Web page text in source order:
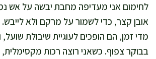
לחימום אני מעדיפה מחבת יבשה על אש
אובן קצר, כדי לשמור על מרקם ולא
מדי זמן, הם הופכים לעוגיית שיבולת שועל,
בבוקר צפוף. כשאני רוצה רכות